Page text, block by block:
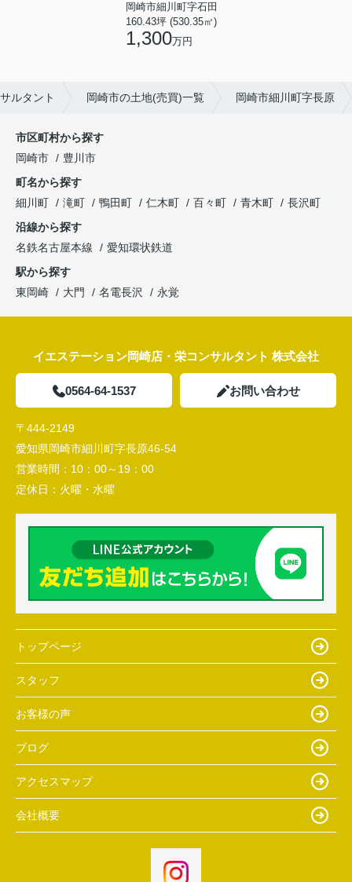
岡崎市細川町字石田
160.43坪 (530.35㎡)
1,300万円
ルタント 岡崎市の土地(売買)一覧 岡崎市細川町字長原
市区町村から探す
岡崎市
豊川市
町名から探す
細川町
滝町 鴨田町 仁木町 百々町 青木町
長沢町
沿線から探す
名鉄名古屋本線
愛知環状鉄道
駅から探す
東岡崎
大門 名電長沢 永覚
イエステーション岡崎店・栄コンサルタント 株式会社
0564-64-1537 お問い合わせ
〒444-2149
愛知県岡崎市細川町字長原46-54
営業時間： 10：00～19：00
定休日： 火曜・水曜
トップページ
スタッフ
お客様の声
ブログ
アクセスマップ
会社概要